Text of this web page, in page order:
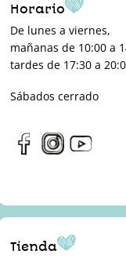
Horario
De lunes a viernes,
mañanas de 10:00 a
tardes de 17:30 a
Sábados cerrado
Tienda